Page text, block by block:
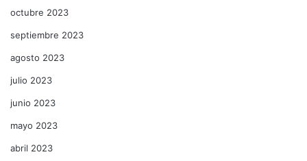
octubre 2023
septiembre 2023
agosto 2023
julio 2023
junio 2023
mayo 2023
abril 2023